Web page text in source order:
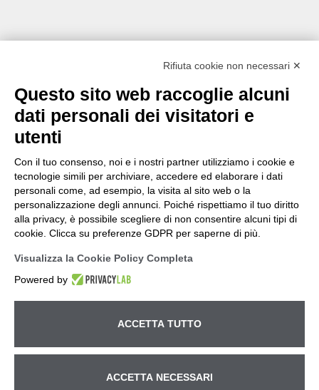
Betto Macchine S.r.l. – Ufficio e Magazzino Via Pitagora, 14
Rifiuta cookie non necessari ✕
Questo sito web raccoglie alcuni
dati personali dei visitatori e
utenti
Con il tuo consenso, noi e i nostri partner utilizziamo i cookie e
tecnologie simili per archiviare, accedere ed elaborare i dati
personali come, ad esempio, la visita al sito web o la
personalizzazione degli annunci. Poiché rispettiamo il tuo diritto
alla privacy, è possibile scegliere di non consentire alcuni tipi di
cookie. Clicca su preferenze GDPR per saperne di più.
Visualizza la Cookie Policy Completa
Powered by
ACCETTA TUTTO
ACCETTA NECESSARI